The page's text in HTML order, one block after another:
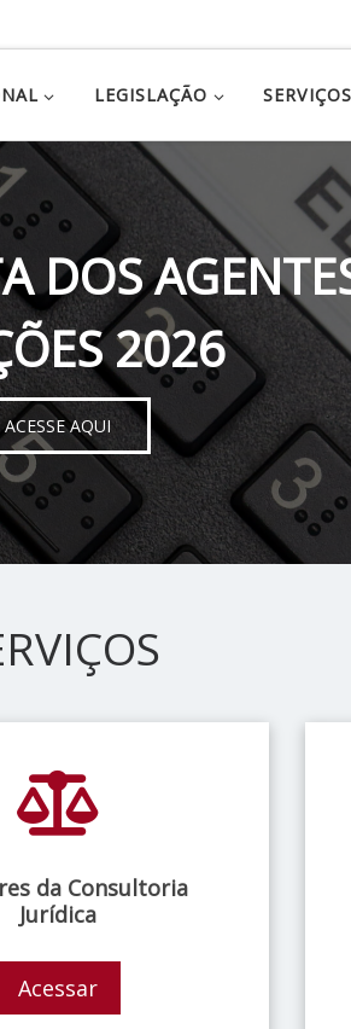
LEGISLAÇÃO SERVIÇOS
DOS
2026
ACESSE AQUI
da Consultoria
Jurídica
Acessar